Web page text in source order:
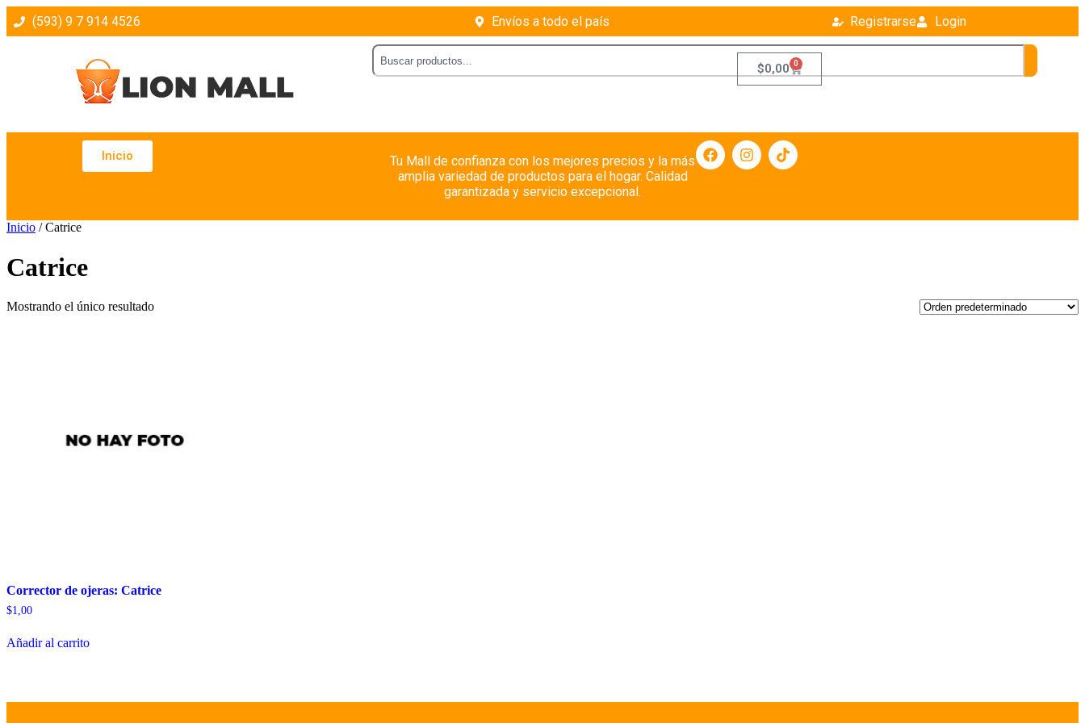
(593) 9 7 914 4526 Envíos a todo el país Registrarse Login
$0,00 0
Inicio
Tu Mall de confianza con los mejores precios y la más
amplia variedad de productos para el hogar. Calidad
garantizada y servicio excepcional.
Inicio / Catrice
Catrice
Mostrando el único resultado
Corrector de ojeras: Catrice
$1,00
Añadir al carrito